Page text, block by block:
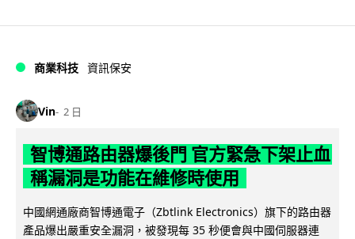
商業科技 資訊保安
Vin 2 日
智博通路由器爆後門 官方緊急下架止血
稱漏洞是功能在維修時使用
中國網通廠商智博通電子（Zbtlink Electronics）旗下的路由器
產品爆出嚴重安全漏洞，被發現每 35 秒便會與中國伺服器連